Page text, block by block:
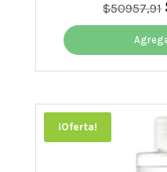
$50957,91
¡Oferta!